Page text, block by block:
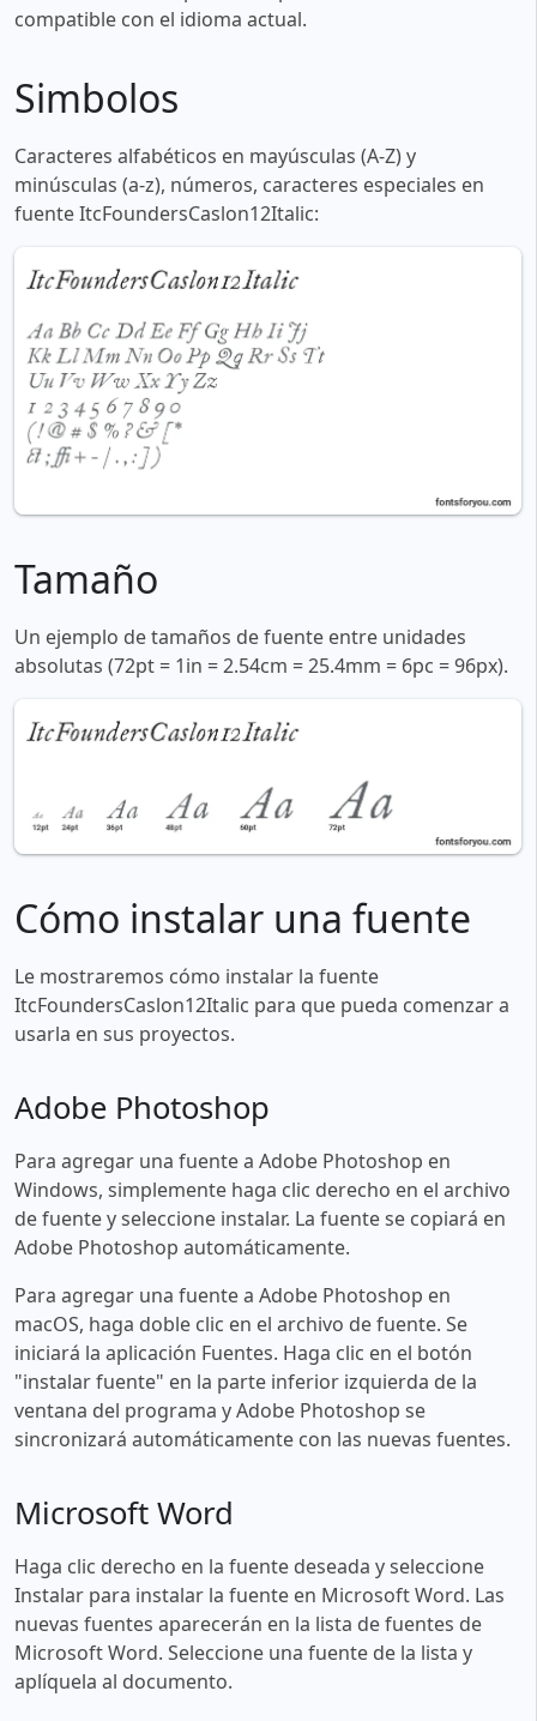
compatible con el idioma actual.
Simbolos
Caracteres alfabéticos en mayúsculas (A-Z) y
minúsculas (a-z), números, caracteres especiales en
fuente ItcFoundersCaslon12Italic:
Tamaño
Un ejemplo de tamaños de fuente entre unidades
absolutas (72pt = 1in = 2.54cm = 25.4mm = 6pc = 96px).
Cómo instalar una fuente
Le mostraremos cómo instalar la fuente
ItcFoundersCaslon12Italic para que pueda comenzar a
usarla en sus proyectos.
Adobe Photoshop
Para agregar una fuente a Adobe Photoshop en
Windows, simplemente haga clic derecho en el archivo
de fuente y seleccione instalar. La fuente se copiará en
Adobe Photoshop automáticamente.
Para agregar una fuente a Adobe Photoshop en
macOS, haga doble clic en el archivo de fuente. Se
iniciará la aplicación Fuentes. Haga clic en el botón
"instalar fuente" en la parte inferior izquierda de la
ventana del programa y Adobe Photoshop se
sincronizará automáticamente con las nuevas fuentes.
Microsoft Word
Haga clic derecho en la fuente deseada y seleccione
Instalar para instalar la fuente en Microsoft Word. Las
nuevas fuentes aparecerán en la lista de fuentes de
Microsoft Word. Seleccione una fuente de la lista y
aplíquela al documento.